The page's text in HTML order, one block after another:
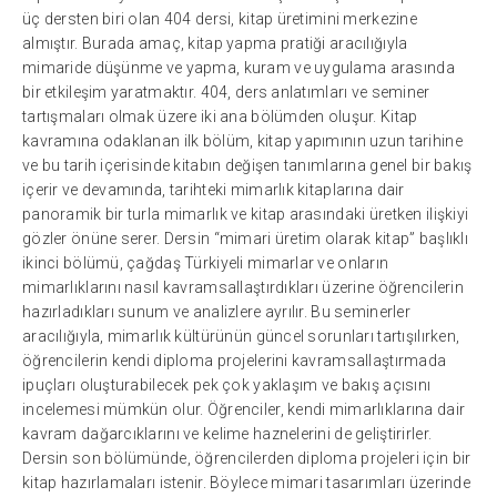
üç dersten biri olan 404 dersi, kitap üretimini merkezine
almıştır. Burada amaç, kitap yapma pratiği aracılığıyla
mimaride düşünme ve yapma, kuram ve uygulama arasında
bir etkileşim yaratmaktır. 404, ders anlatımları ve seminer
tartışmaları olmak üzere iki ana bölümden oluşur. Kitap
kavramına odaklanan ilk bölüm, kitap yapımının uzun tarihine
ve bu tarih içerisinde kitabın değişen tanımlarına genel bir bakış
içerir ve devamında, tarihteki mimarlık kitaplarına dair
panoramik bir turla mimarlık ve kitap arasındaki üretken ilişkiyi
gözler önüne serer. Dersin “mimari üretim olarak kitap” başlıklı
ikinci bölümü, çağdaş Türkiyeli mimarlar ve onların
mimarlıklarını nasıl kavramsallaştırdıkları üzerine öğrencilerin
hazırladıkları sunum ve analizlere ayrılır. Bu seminerler
aracılığıyla, mimarlık kültürünün güncel sorunları tartışılırken,
öğrencilerin kendi diploma projelerini kavramsallaştırmada
ipuçları oluşturabilecek pek çok yaklaşım ve bakış açısını
incelemesi mümkün olur. Öğrenciler, kendi mimarlıklarına dair
kavram dağarcıklarını ve kelime haznelerini de geliştirirler.
Dersin son bölümünde, öğrencilerden diploma projeleri için bir
kitap hazırlamaları istenir. Böylece mimari tasarımları üzerinde